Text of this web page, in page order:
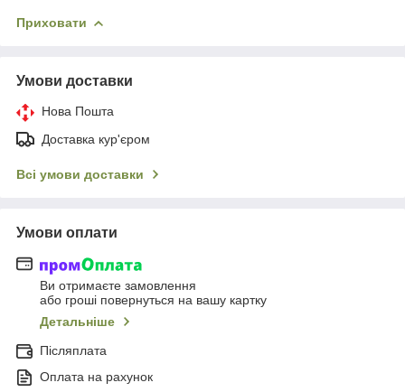
Приховати
Умови доставки
Нова Пошта
Доставка кур'єром
Всі умови доставки
Умови оплати
Ви отримаєте замовлення
або гроші повернуться на вашу картку
Детальніше
Післяплата
Оплата на рахунок